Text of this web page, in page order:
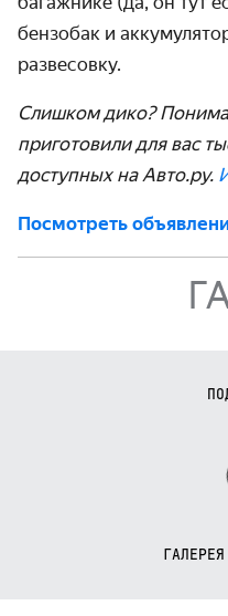
бензобак и
развесовку.
Слишком дико?
приготовили для вас
доступных на Авто.ру.
Посмотреть